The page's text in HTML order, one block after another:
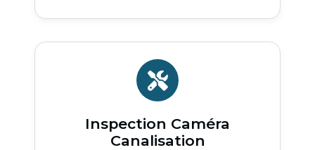
Inspection Caméra
Canalisation